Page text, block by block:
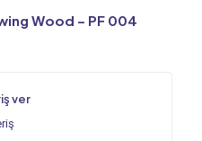
Wood – PF 004
ver